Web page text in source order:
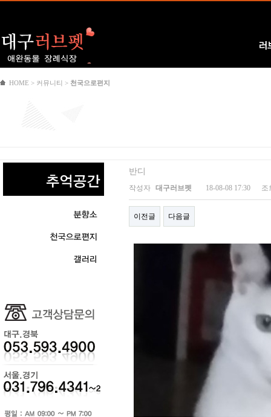
Logo
러
HOME > 커뮤니티 > 천국으로편지
반디
작성자 대구러브펫 18-08-08 17:30 조
이전글 다음글